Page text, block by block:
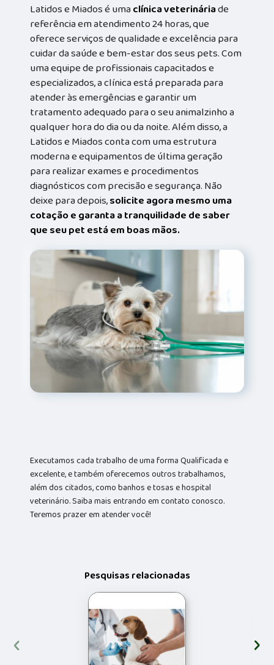
Latidos e Miados é umaclínica veterináriade
referência em atendimento 24 horas, que
oferece serviços de qualidade e excelência para
cuidar da saúde e bem-estar dos seus pets. Com
uma equipe de profissionais capacitados e
especializados, a clínica está preparada para
atender às emergências e garantir um
tratamento adequado para o seu animalzinho a
qualquer hora do dia ou da noite. Além disso, a
Latidos e Miados conta com uma estrutura
moderna e equipamentos de última geração
para realizar exames e procedimentos
diagnósticos com precisão e segurança. Não
deixe para depois,solicite agora mesmo uma
cotação e garanta a tranquilidade de saber
que seu pet está em boas mãos.
Executamos cada trabalho de uma forma Qualificada e
excelente, e também oferecemos outros trabalhamos,
além dos citados, como banhos e tosas e hospital
veterinário. Saiba mais entrando em contato conosco.
Teremos prazer em atender você!
Pesquisas relacionadas
‹ ›